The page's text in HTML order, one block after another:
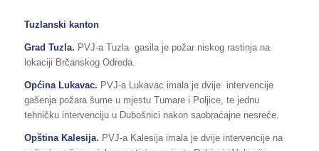
Tuzlanski kanton
Grad Tuzla. PVJ-a Tuzla gasila je požar niskog rastinja na
lokaciji Brčanskog Odreda.
Općina Lukavac. PVJ-a Lukavac imala je dvije intervencije
gašenja požara šume u mjestu Tumare i Poljice, te jednu
tehničku intervenciju u Dubošnici nakon saobraćajne nesreće.
Opština Kalesija. PVJ-a Kalesija imala je dvije intervencije na